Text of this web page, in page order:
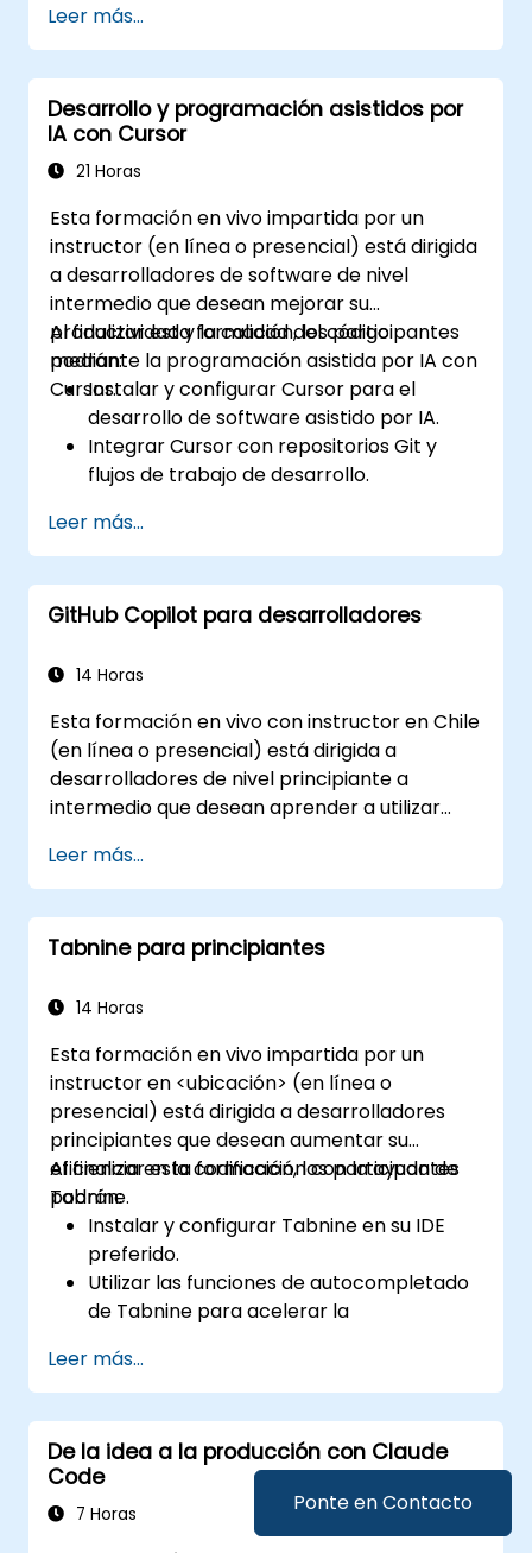
Ponte en Contacto
Utilizar asistentes de programación con
IA para tareas básicas de codificación.
Abordar consideraciones éticas básicas y
el uso responsable de la IA en el
desarrollo.
Leer más...
Desarrollo y programación asistidos por
IA con Cursor
21 Horas
Esta formación en vivo impartida por un
instructor (en línea o presencial) está dirigida
a desarrolladores de software de nivel
intermedio que desean mejorar su
productividad y la calidad del código
mediante la programación asistida por IA con
Cursor.
Al finalizar esta formación, los participantes
podrán:
Instalar y configurar Cursor para el
desarrollo de software asistido por IA.
Integrar Cursor con repositorios Git y
flujos de trabajo de desarrollo.
depurar y optimizar código.
Aprovechar las capacidades de IA para la
refactorización, documentación y
pruebas.
Leer más...
GitHub Copilot para desarrolladores
14 Horas
Esta formación en vivo con instructor en Chile
(en línea o presencial) está dirigida a
desarrolladores de nivel principiante a
intermedio que desean aprender a utilizar
Copilot dentro de flujos de trabajo de
desarrollo modernos.
Leer más...
Tabnine para principiantes
14 Horas
Esta formación en vivo impartida por un
instructor en <ubicación> (en línea o
presencial) está dirigida a desarrolladores
principiantes que desean aumentar su
eficiencia en la codificación con la ayuda de
Tabnine.
Al finalizar esta formación, los participantes
podrán:
Instalar y configurar Tabnine en su IDE
preferido.
Utilizar las funciones de autocompletado
de Tabnine para acelerar la
Personalizar la configuración de Tabnine
para obtener la mejor asistencia.
Comprender cómo aprende la IA de
Tabnine a partir de su código para
ofrecer sugerencias más precisas.
Leer más...
De la idea a la producción con Claude
Code
7 Horas